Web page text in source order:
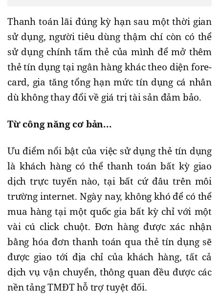
Thanh toán lãi đúng kỳ hạn sau một thời gian
sử dụng, người tiêu dùng thậm chí còn có thể
sử dụng chính tấm thẻ của mình để mở thêm
thẻ tín dụng tại ngân hàng khác theo diện fore-
card, gia tăng tổng hạn mức tín dụng cá nhân
dù không thay đổi về giá trị tài sản đảm bảo.
Từ công năng cơ bản...
Ưu điểm nổi bật của việc sử dụng thẻ tín dụng
là khách hàng có thể thanh toán bất kỳ giao
dịch trực tuyến nào, tại bất cứ đâu trên môi
trường internet. Ngày nay, không khó để có thể
mua hàng tại một quốc gia bất kỳ chỉ với một
vài cú click chuột. Đơn hàng được xác nhận
bằng hóa đơn thanh toán qua thẻ tín dụng sẽ
được giao tới địa chỉ của khách hàng, tất cả
dịch vụ vận chuyển, thông quan đều được các
nền tảng TMĐT hỗ trợ tuyệt đối.